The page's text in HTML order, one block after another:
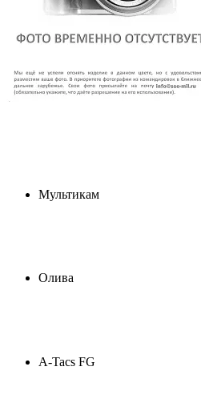
Мультикам
Олива
A-Tacs FG